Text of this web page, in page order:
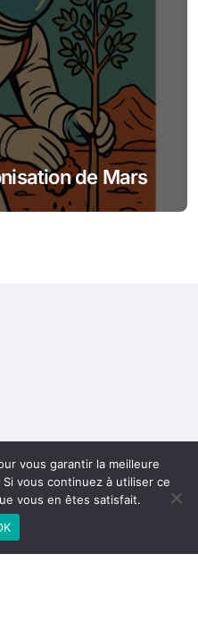
de Mars
Terre
vous garantir la meilleure
vous continuez à utiliser ce
vous en êtes satisfait.